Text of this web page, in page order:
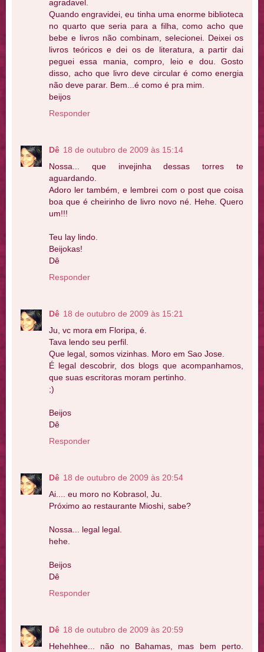
agradavel.
Quando engravidei, eu tinha uma enorme biblioteca
no quarto que seria para a filha, como acho que
bebe e livros não combinam, selecionei. Deixei os
livros teóricos e dei os de literatura, a partir dai
peguei essa mania, compro, leio e dou. Gosto
disso, acho que livro deve circular é como energia
não deve parar. Bem...é como é pra mim.
beijos
Responder
Dê 18 de outubro de 2009 às 15:14
Nossa... que invejinha dessas torres te
aguardando.
Adoro ler também, e lembrei com o post que coisa
boa que é cheirinho de livro novo né. Hehe. Quero
um!!!
Teu lay lindo.
Beijokas!
Dê
Responder
Dê 18 de outubro de 2009 às 15:21
Ju, vc mora em Floripa, é.
Tava lendo seu perfil.
Que legal, somos vizinhas. Moro em Sao Jose.
É legal descobrir, dos blogs que acompanhamos,
que suas escritoras moram pertinho.
;)
Beijos
Dê
Responder
Dê 18 de outubro de 2009 às 20:54
Ai.... eu moro no Kobrasol, Ju.
Próximo ao restaurante Mioshi, sabe?
Nossa... legal legal.
hehe.
Beijos
Dê
Responder
Dê 18 de outubro de 2009 às 20:59
Hehehhee... não no Bahamas, mas bem perto.